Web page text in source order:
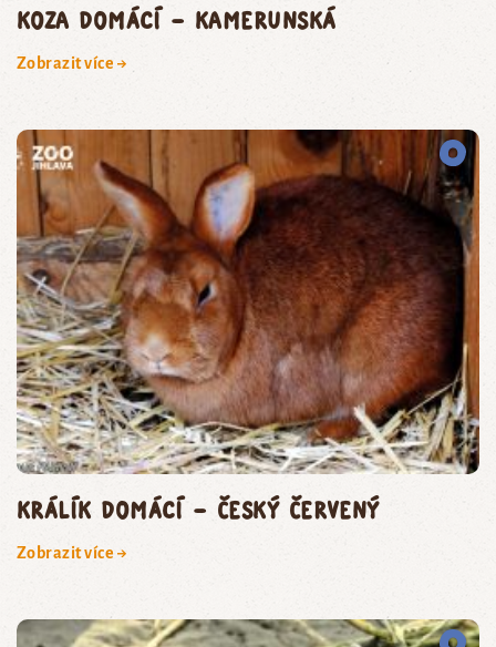
koza domácí – kamerunská
Zobrazit více →
králík domácí – český červený
Zobrazit více →